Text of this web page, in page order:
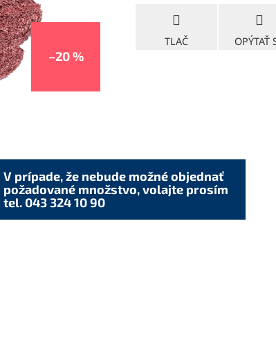
–20 %
TLAČ OPÝTAŤ
V prípade, že nebude možné objednať
požadované množstvo, volajte prosím
tel. 043 324 10 90